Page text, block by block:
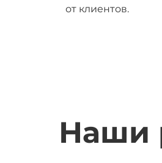
от клиентов.
Наши